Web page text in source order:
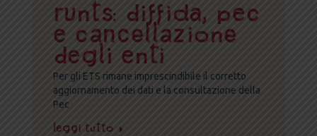
Runts: diffida, Pec
e cancellazione
degli enti
Per gli ETS rimane imprescindibile il corretto
aggiornamento dei dati e la consultazione della
Pec
Leggi tutto